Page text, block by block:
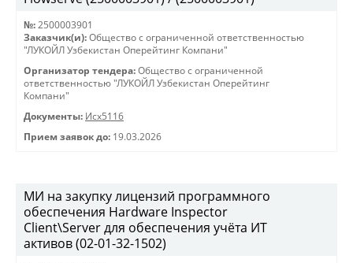
№: 2500003901
Заказчик(и): Общество с ограниченной ответственностью
"ЛУКОЙЛ Узбекистан Оперейтинг Компани"
Организатор тендера: Общество с ограниченной
ответственностью "ЛУКОЙЛ Узбекистан Оперейтинг
Компани"
Документы: Исх5116
Прием заявок до: 19.03.2026
МИ на закупку лицензий программного
обеспечения Hardware Inspector
Client\Server для обеспечения учёта ИТ
активов (02-01-32-1502)